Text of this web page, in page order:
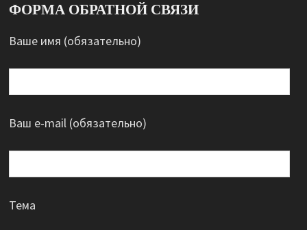
ФОРМА ОБРАТНОЙ СВЯЗИ
Ваше имя (обязательно)
Ваш e-mail (обязательно)
Тема